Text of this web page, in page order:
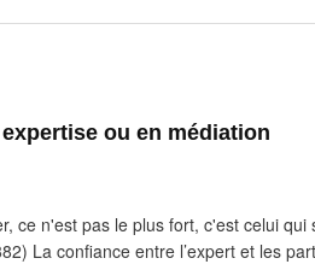
ou en médiation
ce n'est pas le plus fort, c'est celui
La confiance entre l’expert et les